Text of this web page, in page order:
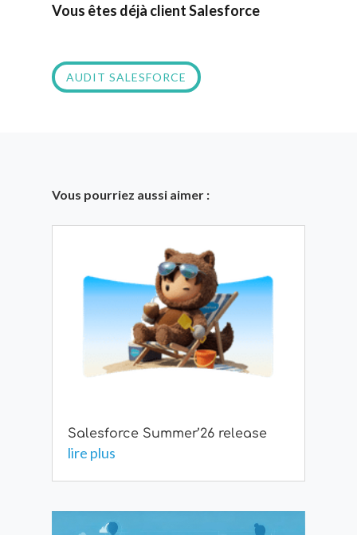
Vous êtes déjà client Salesforce
AUDIT SALESFORCE
Vous pourriez aussi aimer :
Salesforce Summer’26 release
lire plus